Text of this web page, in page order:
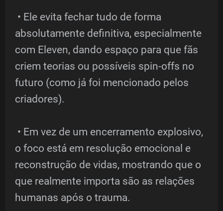
• Ele evita fechar tudo de forma
absolutamente definitiva, especialmente
com Eleven, dando espaço para que fãs
criem teorias ou possíveis spin-offs no
futuro (como já foi mencionado pelos
criadores).
• Em vez de um encerramento explosivo,
o foco está em resolução emocional e
reconstrução de vidas, mostrando que o
que realmente importa são as relações
humanas após o trauma.